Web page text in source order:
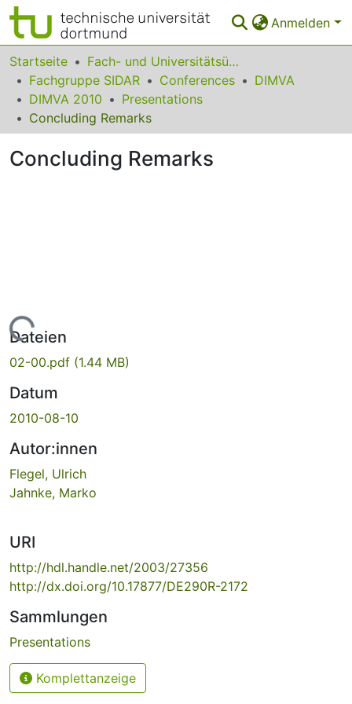
Anmelden
Bereiche & Sammlungen
Das gesamte Repositorium
Statistiken
FAQ
Startseite
Fach- und Universitätsübergreifendes
Fachgruppe SIDAR
Conferences
DIMVA
DIMVA 2010
Presentations
Concluding Remarks
Concluding Remarks
Lade...
Dateien
02-00.pdf (1.44 MB)
Datum
2010-08-10
Autor:innen
Flegel, Ulrich
Jahnke, Marko
URI
http://hdl.handle.net/2003/27356
http://dx.doi.org/10.17877/DE290R-2172
Sammlungen
Presentations
Komplettanzeige